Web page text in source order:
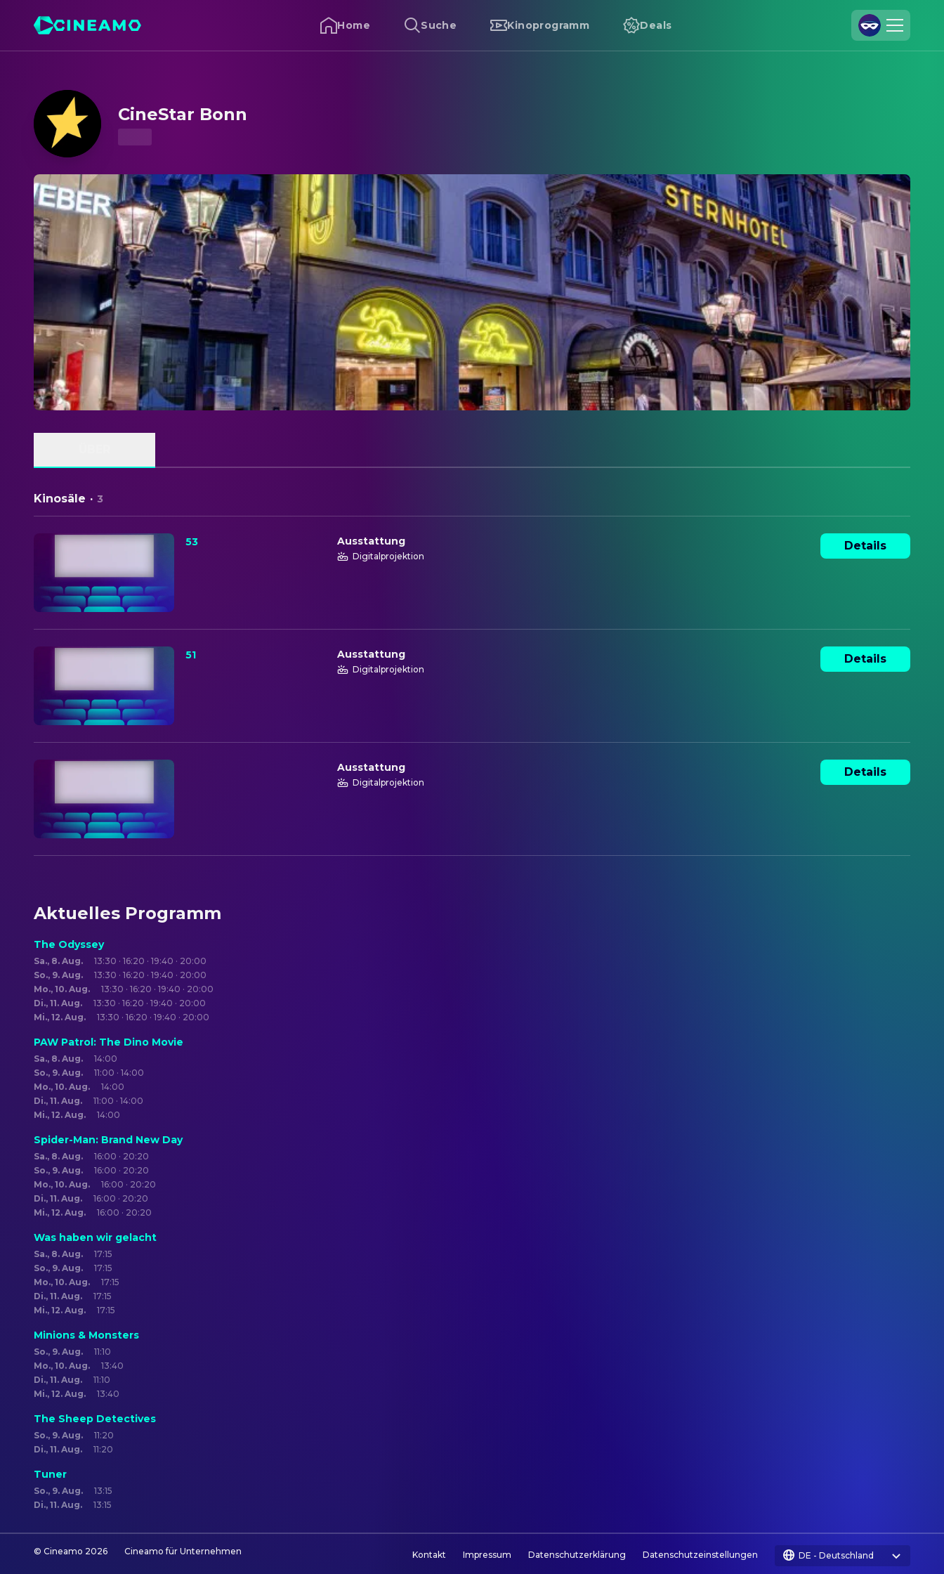
Home Suche Kinoprogramm Deals
Datenschutzerklärung
Datenschutzeinstellungen
CineStar Bonn
Kinosäle · 3
53 Ausstattung
Digitalprojektion
Details
51 Ausstattung
Digitalprojektion
Details
Ausstattung
Digitalprojektion
Details
Aktuelles Programm
The Odyssey
Sa., 8. Aug.
13:30 · 16:20 · 19:40 · 20:00
So., 9. Aug.
13:30 · 16:20 · 19:40 · 20:00
Mo., 10. Aug.
13:30 · 16:20 · 19:40 · 20:00
Di., 11. Aug.
13:30 · 16:20 · 19:40 · 20:00
Mi., 12. Aug.
13:30 · 16:20 · 19:40 · 20:00
PAW Patrol: The Dino Movie
Sa., 8. Aug.
14:00
So., 9. Aug.
11:00 · 14:00
Mo., 10. Aug.
14:00
Di., 11. Aug.
11:00 · 14:00
Mi., 12. Aug.
14:00
Spider-Man: Brand New Day
Sa., 8. Aug.
16:00 · 20:20
So., 9. Aug.
16:00 · 20:20
Mo., 10. Aug.
16:00 · 20:20
Di., 11. Aug.
16:00 · 20:20
Mi., 12. Aug.
16:00 · 20:20
Was haben wir gelacht
Sa., 8. Aug.
17:15
So., 9. Aug.
17:15
Mo., 10. Aug.
17:15
Di., 11. Aug.
17:15
Mi., 12. Aug.
17:15
Minions & Monsters
So., 9. Aug.
11:10
Mo., 10. Aug.
13:40
Di., 11. Aug.
11:10
Mi., 12. Aug.
13:40
The Sheep Detectives
So., 9. Aug.
11:20
Di., 11. Aug.
11:20
Tuner
So., 9. Aug.
13:15
Di., 11. Aug.
13:15
© Cineamo 2026 Cineamo für Unternehmen Kontakt Impressum Datenschutzerklärung Datenschutzeinstellungen DE - Deutschland